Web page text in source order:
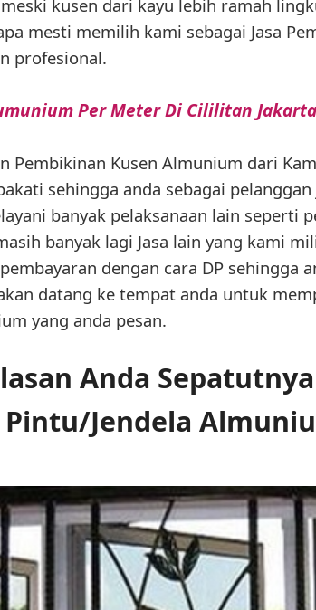
kusen dari kayu lebih ramah
mesti memilih kami sebagai Jasa
profesional.
Per Meter Di Cililitan Jakarta
Pembikinan Kusen Almunium dari
sehingga anda sebagai
banyak pelaksanaan lain seperti
banyak lagi Jasa lain yang kami
dengan cara DP sehingga
datang ke tempat anda untuk
yang anda pesan.
Anda
Pintu/Jendela